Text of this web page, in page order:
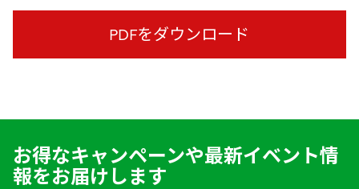
PDFをダウンロード
お得なキャンペーンや最新イベント情
報をお届けします